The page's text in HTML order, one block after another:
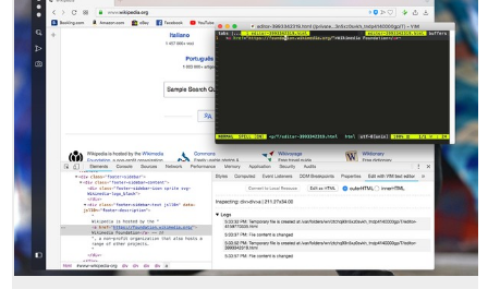
vos
données
sur
tous
les
extension
can
exchange
messages
with
programs
other